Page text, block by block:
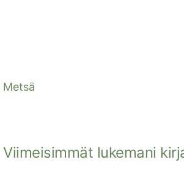
Metsä
Viimeisimmät lukemani